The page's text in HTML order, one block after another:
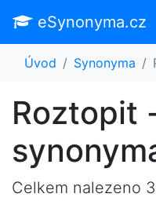
eSynonyma.cz
Úvod Synonyma
Roztopit
Celkem nalezeno